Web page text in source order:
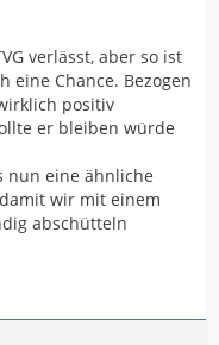
verlässt, aber so ist
eine Chance. Bezogen
positiv
er bleiben würde
nun eine ähnliche
wir mit einem
abschütteln